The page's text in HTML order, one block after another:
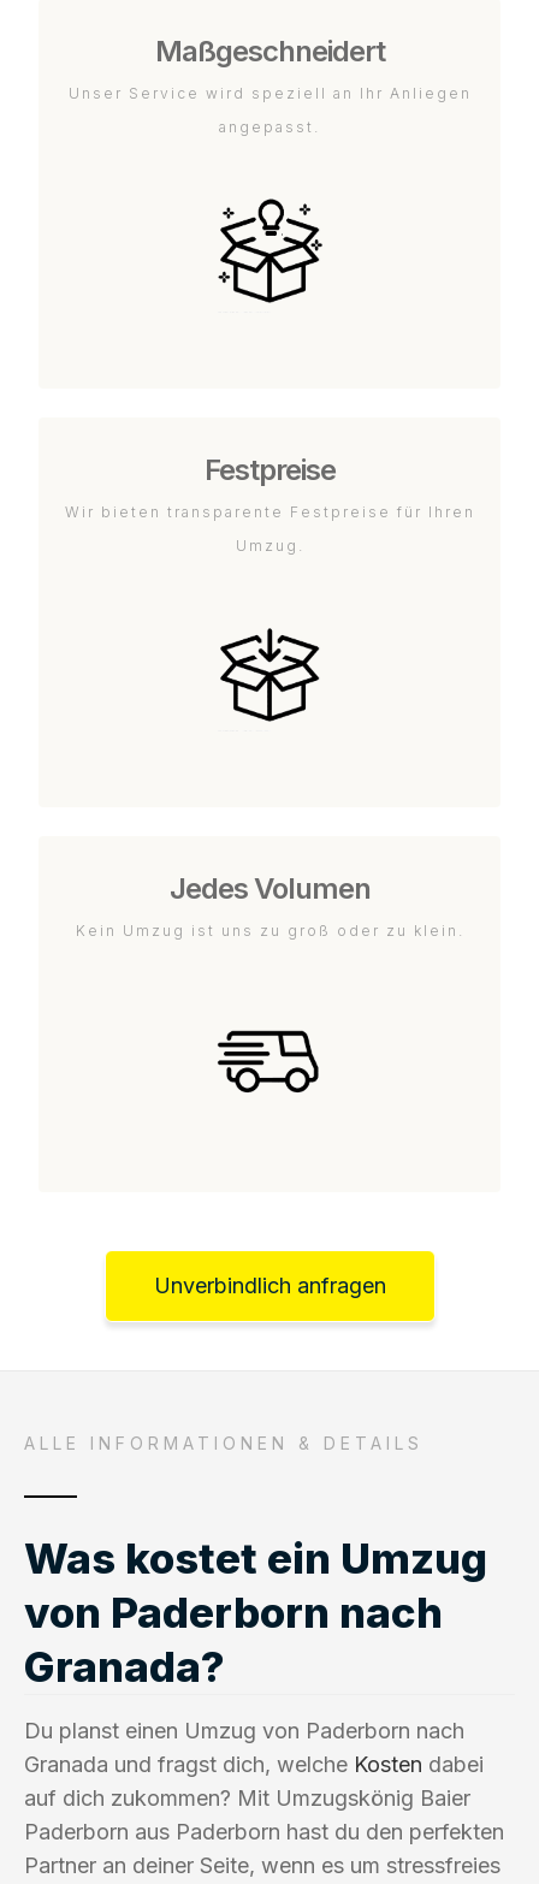
Maßgeschneidert
Unser Service wird speziell an Ihr Anliegen
angepasst.
Festpreise
Wir bieten transparente Festpreise für Ihren
Umzug.
Jedes Volumen
Kein Umzug ist uns zu groß oder zu klein.
Unverbindlich anfragen
ALLE INFORMATIONEN & DETAILS
Was kostet ein Umzug
von Paderborn nach
Granada?
Du planst einen Umzug von Paderborn nach
Granada und fragst dich, welche Kosten dabei
auf dich zukommen? Mit Umzugskönig Baier
Paderborn aus Paderborn hast du den perfekten
Partner an deiner Seite, wenn es um stressfreies